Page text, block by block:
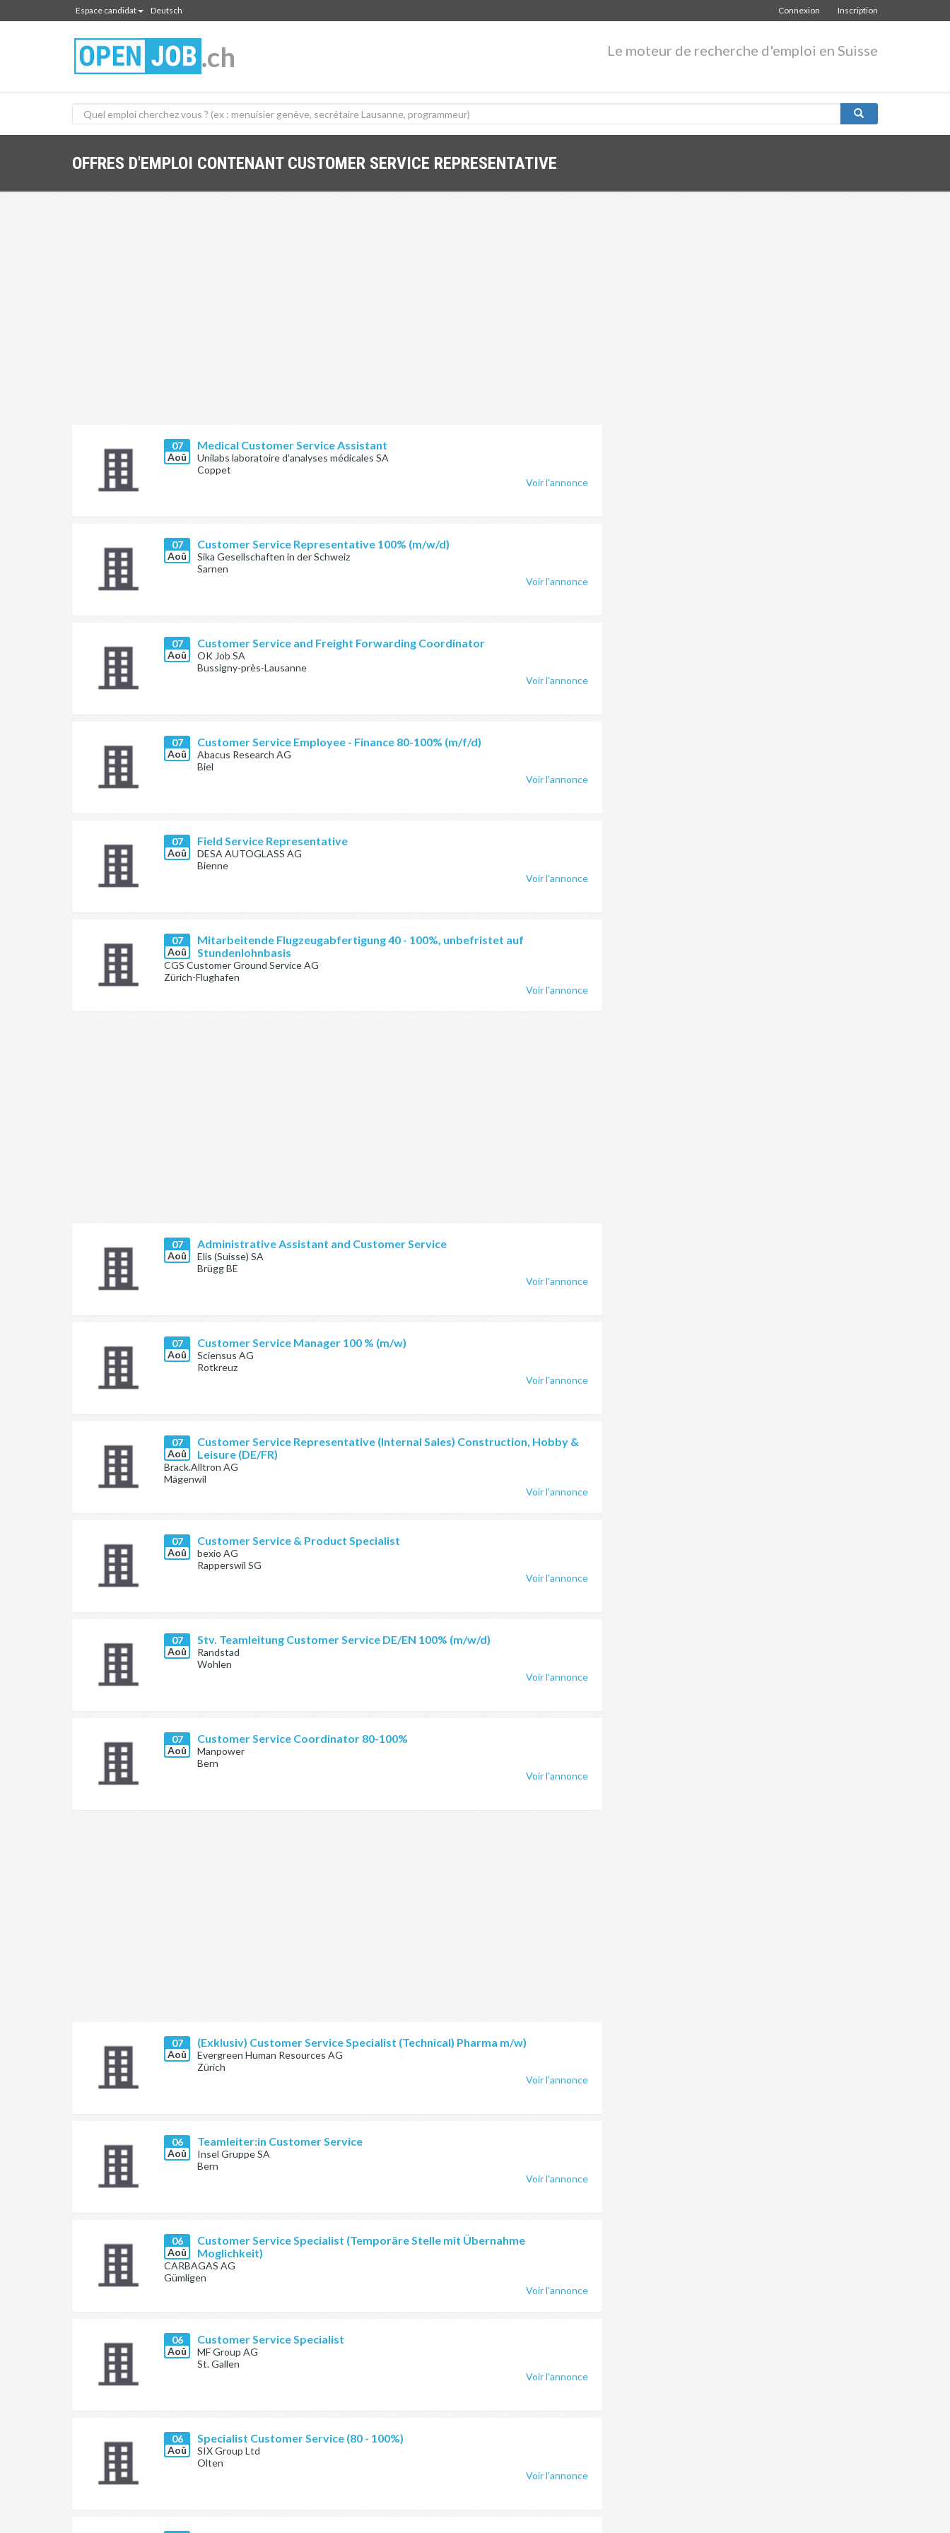
Espace candidat Deutsch Inscription
Connexion
.ch Le moteur de recherche d'emploi en Suisse
OFFRES D'EMPLOI CONTENANT CUSTOMER SERVICE REPRESENTATIVE
07
Aoû
Medical Customer Service Assistant
Unilabs laboratoire d'analyses médicales SA
Coppet
Voir l'annonce
07
Aoû
Customer Service Representative 100% (m/w/d)
Sika Gesellschaften in der Schweiz
Sarnen
Voir l'annonce
07
Aoû
Customer Service and Freight Forwarding Coordinator
OK Job SA
Bussigny-près-Lausanne
Voir l'annonce
07
Aoû
Customer Service Employee - Finance 80-100% (m/f/d)
Abacus Research AG
Biel
Voir l'annonce
07
Aoû
Field Service Representative
DESA AUTOGLASS AG
Bienne
Voir l'annonce
07
Aoû
Mitarbeitende Flugzeugabfertigung 40 - 100%, unbefristet auf
Stundenlohnbasis
CGS Customer Ground Service AG
Zürich-Flughafen
Voir l'annonce
07
Aoû
Administrative Assistant and Customer Service
Elis (Suisse) SA
Brügg BE
Voir l'annonce
07
Aoû
Customer Service Manager 100 % (m/w)
Sciensus AG
Rotkreuz
Voir l'annonce
07
Aoû
Customer Service Representative (Internal Sales) Construction, Hobby &
Leisure (DE/FR)
Brack.Alltron AG
Mägenwil
Voir l'annonce
07
Aoû
Customer Service & Product Specialist
bexio AG
Rapperswil SG
Voir l'annonce
07
Aoû
Stv. Teamleitung Customer Service DE/EN 100% (m/w/d)
Randstad
Wohlen
Voir l'annonce
07
Aoû
Customer Service Coordinator 80-100%
Manpower
Bern
Voir l'annonce
07
Aoû
(Exklusiv) Customer Service Specialist (Technical) Pharma m/w)
Evergreen Human Resources AG
Zürich
Voir l'annonce
06
Aoû
Teamleiter:in Customer Service
Insel Gruppe SA
Bern
Voir l'annonce
06
Aoû
Customer Service Specialist (Temporäre Stelle mit Übernahme
Moglichkeit)
CARBAGAS AG
Gümligen
Voir l'annonce
06
Aoû
Customer Service Specialist
MF Group AG
St. Gallen
Voir l'annonce
06
Aoû
Specialist Customer Service (80 - 100%)
SIX Group Ltd
Olten
Voir l'annonce